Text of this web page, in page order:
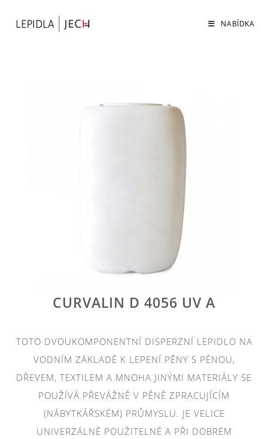
NABÍDKA
CURVALIN D 4056 UV A
TOTO DVOUKOMPONENTNÍ DISPERZNÍ LEPIDLO NA
VODNÍM ZÁKLADĚ K LEPENÍ PĚNY S PĚNOU,
DŘEVEM, TEXTILEM A MNOHA JINÝMI MATERIÁLY SE
POUŽÍVÁ PŘEVÁŽNĚ V PĚNĚ ZPRACUJÍCÍM
(NÁBYTKÁŘSKÉM) PRŮMYSLU. JE VELICE
UNIVERZÁLNĚ POUŽITELNÉ A PŘI DOBRÉM